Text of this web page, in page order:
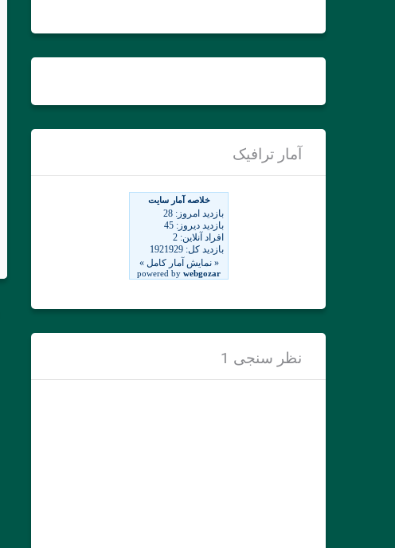
آمار ترافیک
نظر سنجی 1